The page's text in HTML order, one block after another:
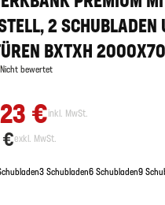
2 SCHUBLADEN
BXTXH
Nicht bewertet
€inkl. MwSt.
€exkl. MwSt.
3 Schubladen6 Schubladen9